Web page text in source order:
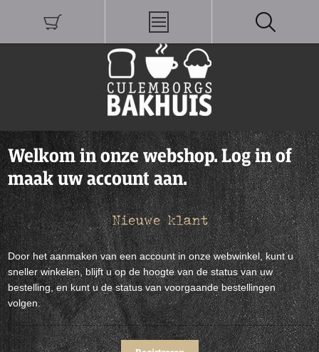
Welkom in onze webshop. Log in of
maak uw account aan.
Nieuwe klant
Door het aanmaken van een account in onze webwinkel, kunt u
sneller winkelen, blijft u op de hoogte van de status van uw
bestelling, en kunt u de status van voorgaande bestellingen
volgen.